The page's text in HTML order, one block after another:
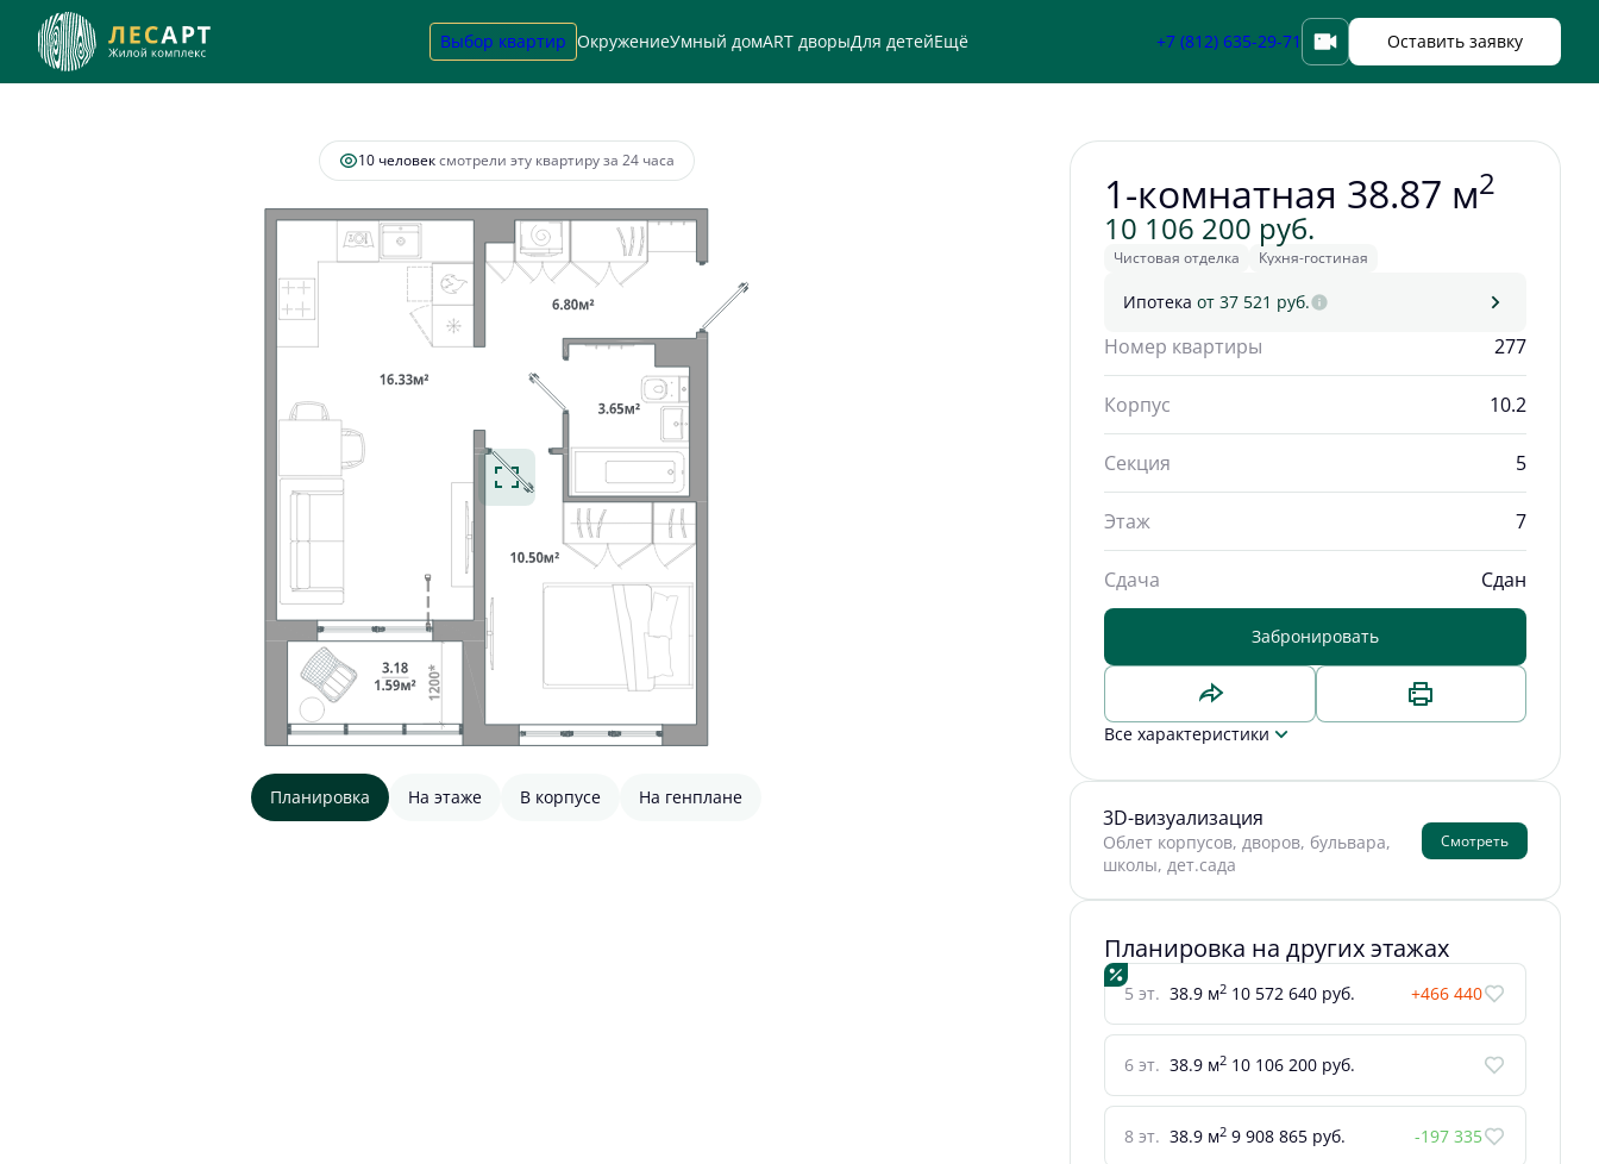
Выбор квартир ОкружениеУмный домART дворыДля детейЕщё +7 (812) 635-29-71 Оставить заявку
1-комнатная38.87 м 10 106 200 руб.Ипотекаот 37 521 руб. Забронировать
10 человексмотрели эту квартиру за 24 часа
Планировка На этаже В корпусе На генплане
1-комнатная 38.87 м2
10 106 200 руб.
Чистовая отделка Кухня-гостиная
Ипотека от 37 521 руб.
Номер квартиры 277
Корпус 10.2
Секция 5
Этаж 7
Сдача Сдан
Забронировать
Все характеристики
3D-визуализация
Облет корпусов, дворов, бульвара,
школы, дет.сада
Смотреть
Планировка на других этажах
5 эт. 38.9 м2 10 572 640 руб. +466 440
6 эт. 38.9 м2 10 106 200 руб.
8 эт. 38.9 м2 9 908 865 руб. -197 335